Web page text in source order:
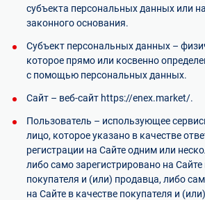
субъекта персональных данных или
законного основания.
Субъект персональных данных –
которое прямо или косвенно
с помощью персональных данных.
Сайт – веб-сайт https://enex.market/.
Пользователь – использующее
лицо, которое указано в качестве
регистрации на Сайте одним или
либо само зарегистрировано на Сайте
покупателя и (или) продавца, либо
на Сайте в качестве покупателя и